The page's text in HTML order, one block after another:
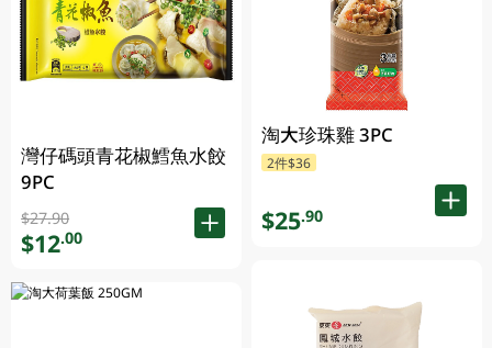
灣仔碼頭青花椒鱈魚水餃
9PC
$27.90
$12.00
淘大珍珠雞 3PC
2件$36
$25.90